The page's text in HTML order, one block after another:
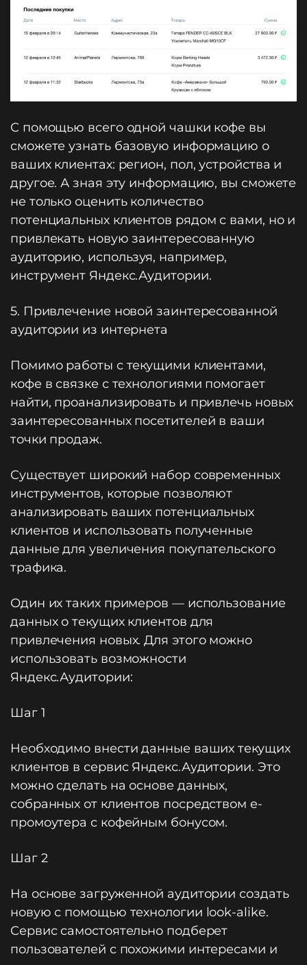
С помощью всего одной чашки кофе вы
сможете узнать базовую информацию о
ваших клиентах: регион, пол, устройства и
другое. А зная эту информацию, вы сможете
не только оценить количество
потенциальных клиентов рядом с вами, но и
привлекать новую заинтересованную
аудиторию, используя, например,
инструмент Яндекс.Аудитории.
5. Привлечение новой заинтересованной
аудитории из интернета
Помимо работы с текущими клиентами,
кофе в связке с технологиями помогает
найти, проанализировать и привлечь новых
заинтересованных посетителей в ваши
точки продаж.
Существует широкий набор современных
инструментов, которые позволяют
анализировать ваших потенциальных
клиентов и использовать полученные
данные для увеличения покупательского
трафика.
Один их таких примеров — использование
данных о текущих клиентов для
привлечения новых. Для этого можно
использовать возможности
Яндекс.Аудитории:
Шаг 1
Необходимо внести данные ваших текущих
клиентов в сервис Яндекс.Аудитории. Это
можно сделать на основе данных,
собранных от клиентов посредством e-
промоутера с кофейным бонусом.
Шаг 2
На основе загруженной аудитории создать
новую с помощью технологии look-alike.
Сервис самостоятельно подберет
пользователей с похожими интересами и